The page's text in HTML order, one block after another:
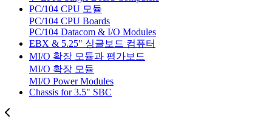
PC/104 CPU 모듈
PC/104 CPU Boards
PC/104 Datacom & I/O Modules
EBX & 5.25" 싱글보드 컴퓨터
MI/O 확장 모듈과 평가보드
MI/O 확장 모듈
MI/O Power Modules
Chassis for 3.5" SBC